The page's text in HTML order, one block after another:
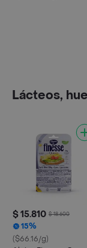
Lácteos,
$ 15.810 $ 18.600
15%
($66.16/g)